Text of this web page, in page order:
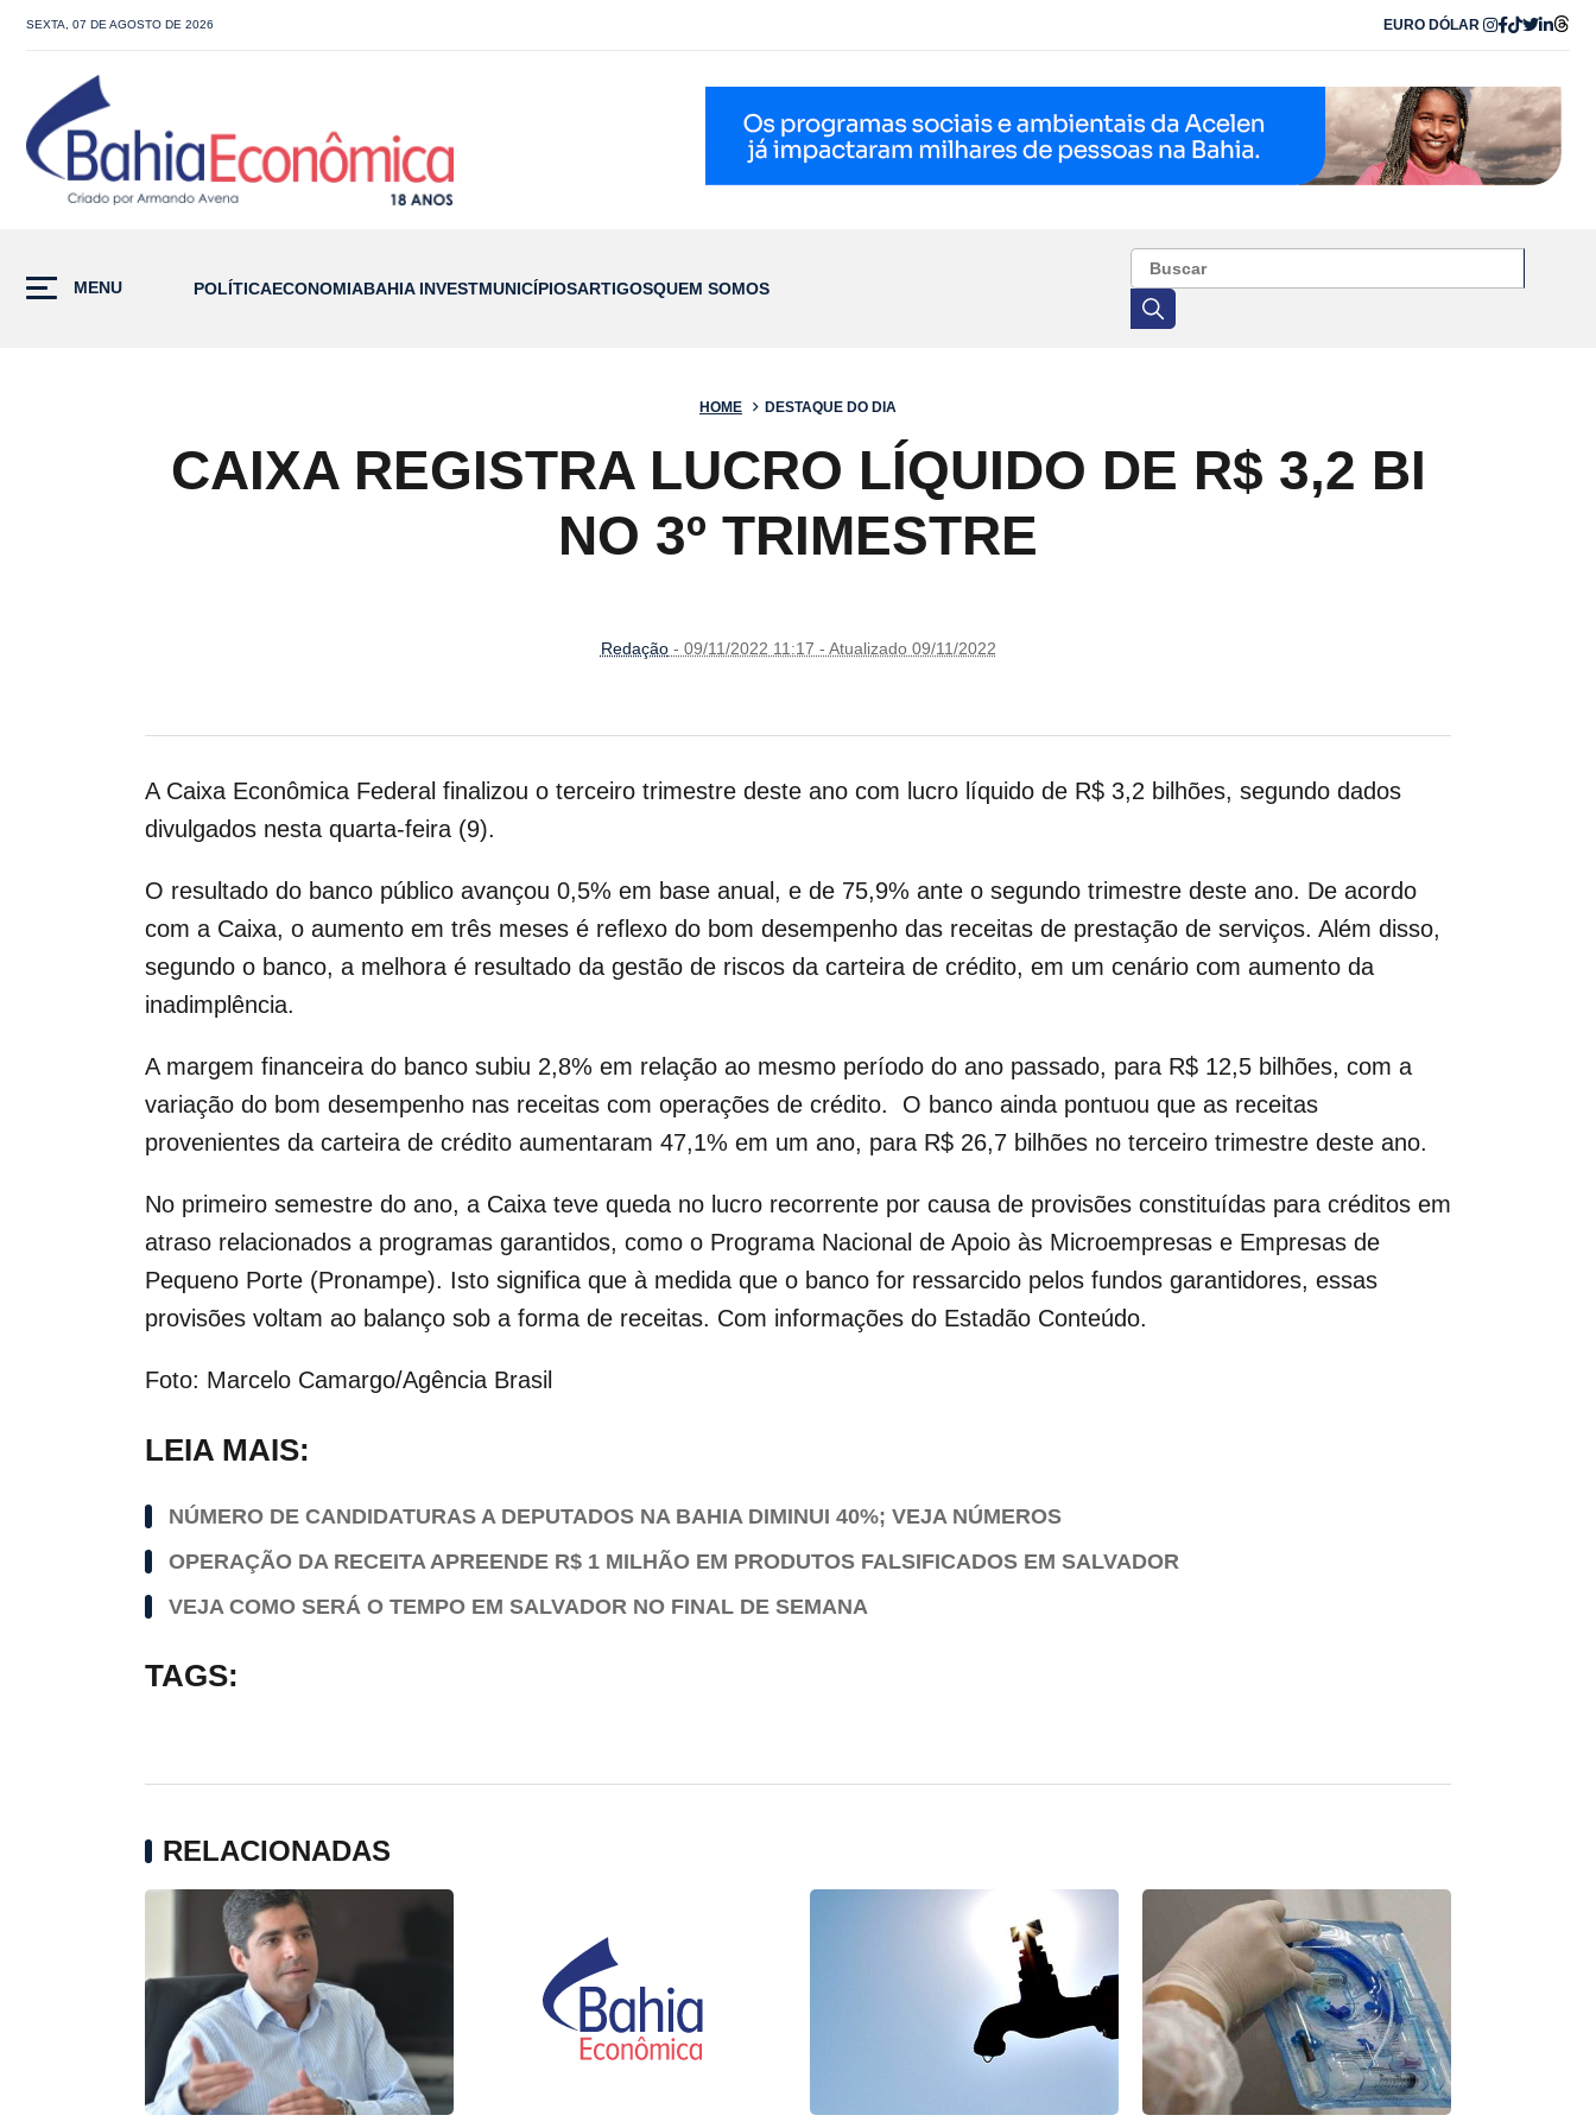
SEXTA, 07 DE AGOSTO DE 2026 EURO DÓLAR
MENU POLÍTICAECONOMIABAHIA INVESTMUNICÍPIOSARTIGOSQUEM SOMOS
HOME DESTAQUE DO DIA
CAIXA REGISTRA LUCRO LÍQUIDO DE R$ 3,2 BI
NO 3º TRIMESTRE
Redação- 09/11/2022 11:17 - Atualizado 09/11/2022
A Caixa Econômica Federal finalizou o terceiro trimestre deste ano com lucro líquido de R$ 3,2 bilhões, segundo dados
divulgados nesta quarta-feira (9).
O resultado do banco público avançou 0,5% em base anual, e de 75,9% ante o segundo trimestre deste ano. De acordo
com a Caixa, o aumento em três meses é reflexo do bom desempenho das receitas de prestação de serviços. Além disso,
segundo o banco, a melhora é resultado da gestão de riscos da carteira de crédito, em um cenário com aumento da
inadimplência.
A margem financeira do banco subiu 2,8% em relação ao mesmo período do ano passado, para R$ 12,5 bilhões, com a
variação do bom desempenho nas receitas com operações de crédito. O banco ainda pontuou que as receitas
provenientes da carteira de crédito aumentaram 47,1% em um ano, para R$ 26,7 bilhões no terceiro trimestre deste ano.
No primeiro semestre do ano, a Caixa teve queda no lucro recorrente por causa de provisões constituídas para créditos em
atraso relacionados a programas garantidos, como o Programa Nacional de Apoio às Microempresas e Empresas de
Pequeno Porte (Pronampe). Isto significa que à medida que o banco for ressarcido pelos fundos garantidores, essas
provisões voltam ao balanço sob a forma de receitas. Com informações do Estadão Conteúdo.
Foto: Marcelo Camargo/Agência Brasil
LEIA MAIS:
NÚMERO DE CANDIDATURAS A DEPUTADOS NA BAHIA DIMINUI 40%; VEJA NÚMEROS
OPERAÇÃO DA RECEITA APREENDE R$ 1 MILHÃO EM PRODUTOS FALSIFICADOS EM SALVADOR
VEJA COMO SERÁ O TEMPO EM SALVADOR NO FINAL DE SEMANA
TAGS:
RELACIONADAS